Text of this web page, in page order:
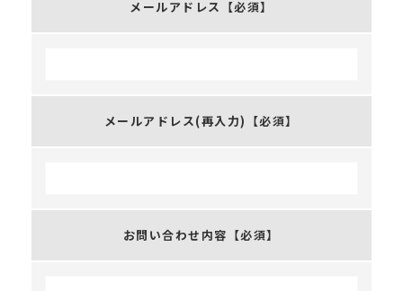
メールアドレス 【必須】
メールアドレス(再入力) 【必須】
お問い合わせ内容 【必須】